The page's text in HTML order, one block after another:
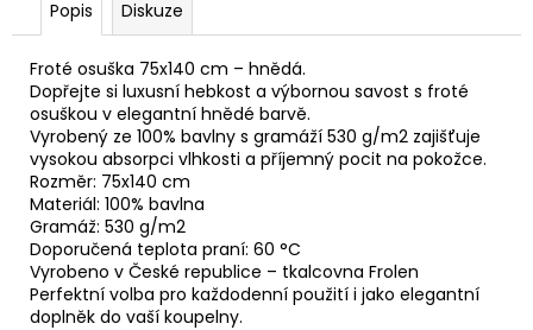
Popis Diskuze
Froté osuška 75x140 cm – hnědá.
Dopřejte si luxusní hebkost a výbornou savost s froté
osuškou v elegantní hnědé barvě.
Vyrobený ze 100% bavlny s gramáží 530 g/m2 zajišťuje
vysokou absorpci vlhkosti a příjemný pocit na pokožce.
Rozměr: 75x140 cm
Materiál: 100% bavlna
Gramáž: 530 g/m2
Doporučená teplota praní: 60 °C
Vyrobeno v České republice – tkalcovna Frolen
Perfektní volba pro každodenní použití i jako elegantní
doplněk do vaší koupelny.
PROUŽKY
100%LEN
101,60
Kč